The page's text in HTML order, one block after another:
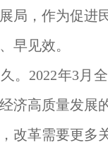
局，作为促进
早见效。
。2022年3月
济高质量发
改革需要更多